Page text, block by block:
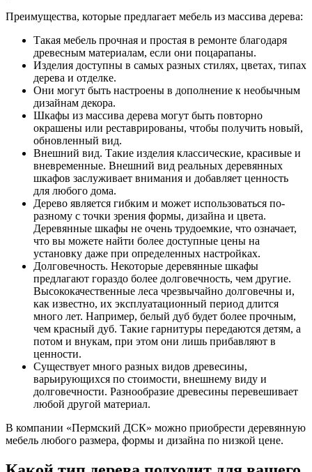
Преимущества, которые предлагает мебель из массива дерева:
Такая мебель прочная и простая в ремонте благодаря
древесным материалам, если они поцарапаны.
Изделия доступны в самых разных стилях, цветах, типах
дерева и отделке.
Они могут быть настроены в дополнение к необычным
дизайнам декора.
Шкафы из массива дерева могут быть повторно
окрашены или реставрированы, чтобы получить новый,
обновленный вид.
Внешний вид. Такие изделия классические, красивые и
вневременные. Внешний вид реальных деревянных
шкафов заслуживает внимания и добавляет ценность
для любого дома.
Дерево является гибким и может использоваться по-
разному с точки зрения формы, дизайна и цвета.
Деревянные шкафы не очень трудоемкие, что означает,
что вы можете найти более доступные цены на
установку даже при определенных настройках.
Долговечность. Некоторые деревянные шкафы
предлагают гораздо более долговечность, чем другие.
Высококачественные леса чрезвычайно долговечны и,
как известно, их эксплуатационный период длится
много лет. Например, белый дуб будет более прочным,
чем красный дуб. Такие гарнитуры передаются детям, а
потом и внукам, при этом они лишь прибавляют в
ценности.
Существует много разных видов древесины,
варьирующихся по стоимости, внешнему виду и
долговечности. Разнообразие древесины перевешивает
любой другой материал.
В компании «Пермский ДСК» можно приобрести деревянную
мебель любого размера, формы и дизайна по низкой цене.